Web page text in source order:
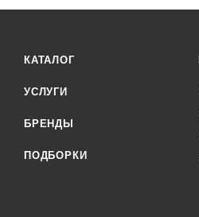
КАТАЛОГ
УСЛУГИ
БРЕНДЫ
ПОДБОРКИ